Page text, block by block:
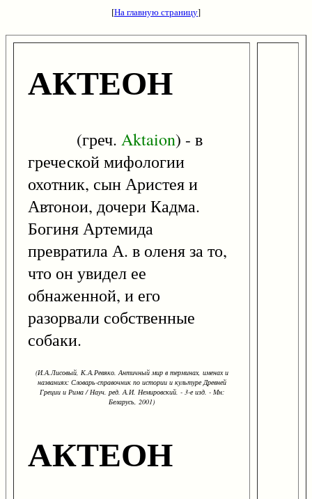
[На главную страницу]
АКТЕОН
(греч. Aktaion) - в
греческой мифологии
охотник, сын Аристея и
Автонои, дочери Кадма.
Богиня Артемида
превратила А. в оленя за то,
что он увидел ее
обнаженной, и его
разорвали собственные
собаки.
(И.А.Лисовый, К.А.Ревяко. Античный мир в терминах, именах и
названиях: Словарь-справочник по истории и культуре Древней
Греции и Рима / Науч. ред. А.И. Немировский. - 3-е изд. - Мн:
Беларусь, 2001)
АКТЕОН